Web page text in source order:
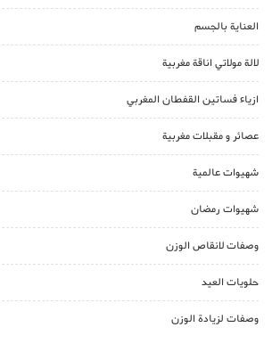
العناية بالجسم
لالة مولاتي اناقة مغربية
ازياء فساتين القفطان المغربي
عصائر و مقبلات مغربية
شهيوات عالمية
شهيوات رمضان
وصفات لانقاص الوزن
حلويات العيد
وصفات لزيادة الوزن